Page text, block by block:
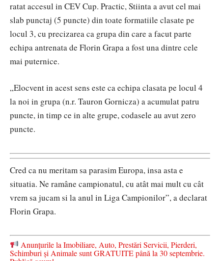
ratat accesul in CEV Cup. Practic, Stiinta a avut cel mai
slab punctaj (5 puncte) din toate formatiile clasate pe
locul 3, cu precizarea ca grupa din care a facut parte
echipa antrenata de Florin Grapa a fost una dintre cele
mai puternice.
„Elocvent in acest sens este ca echipa clasata pe locul 4
la noi in grupa (n.r. Tauron Gornicza) a acumulat patru
puncte, in timp ce in alte grupe, codasele au avut zero
puncte.
Cred ca nu meritam sa parasim Europa, insa asta e
situatia. Ne ramâne campionatul, cu atât mai mult cu cât
vrem sa jucam si la anul in Liga Campionilor”, a declarat
Florin Grapa.
Anunțurile la Imobiliare, Auto, Prestări Servicii, Pierderi,
Schimburi și Animale sunt GRATUITE până la 30 septembrie.